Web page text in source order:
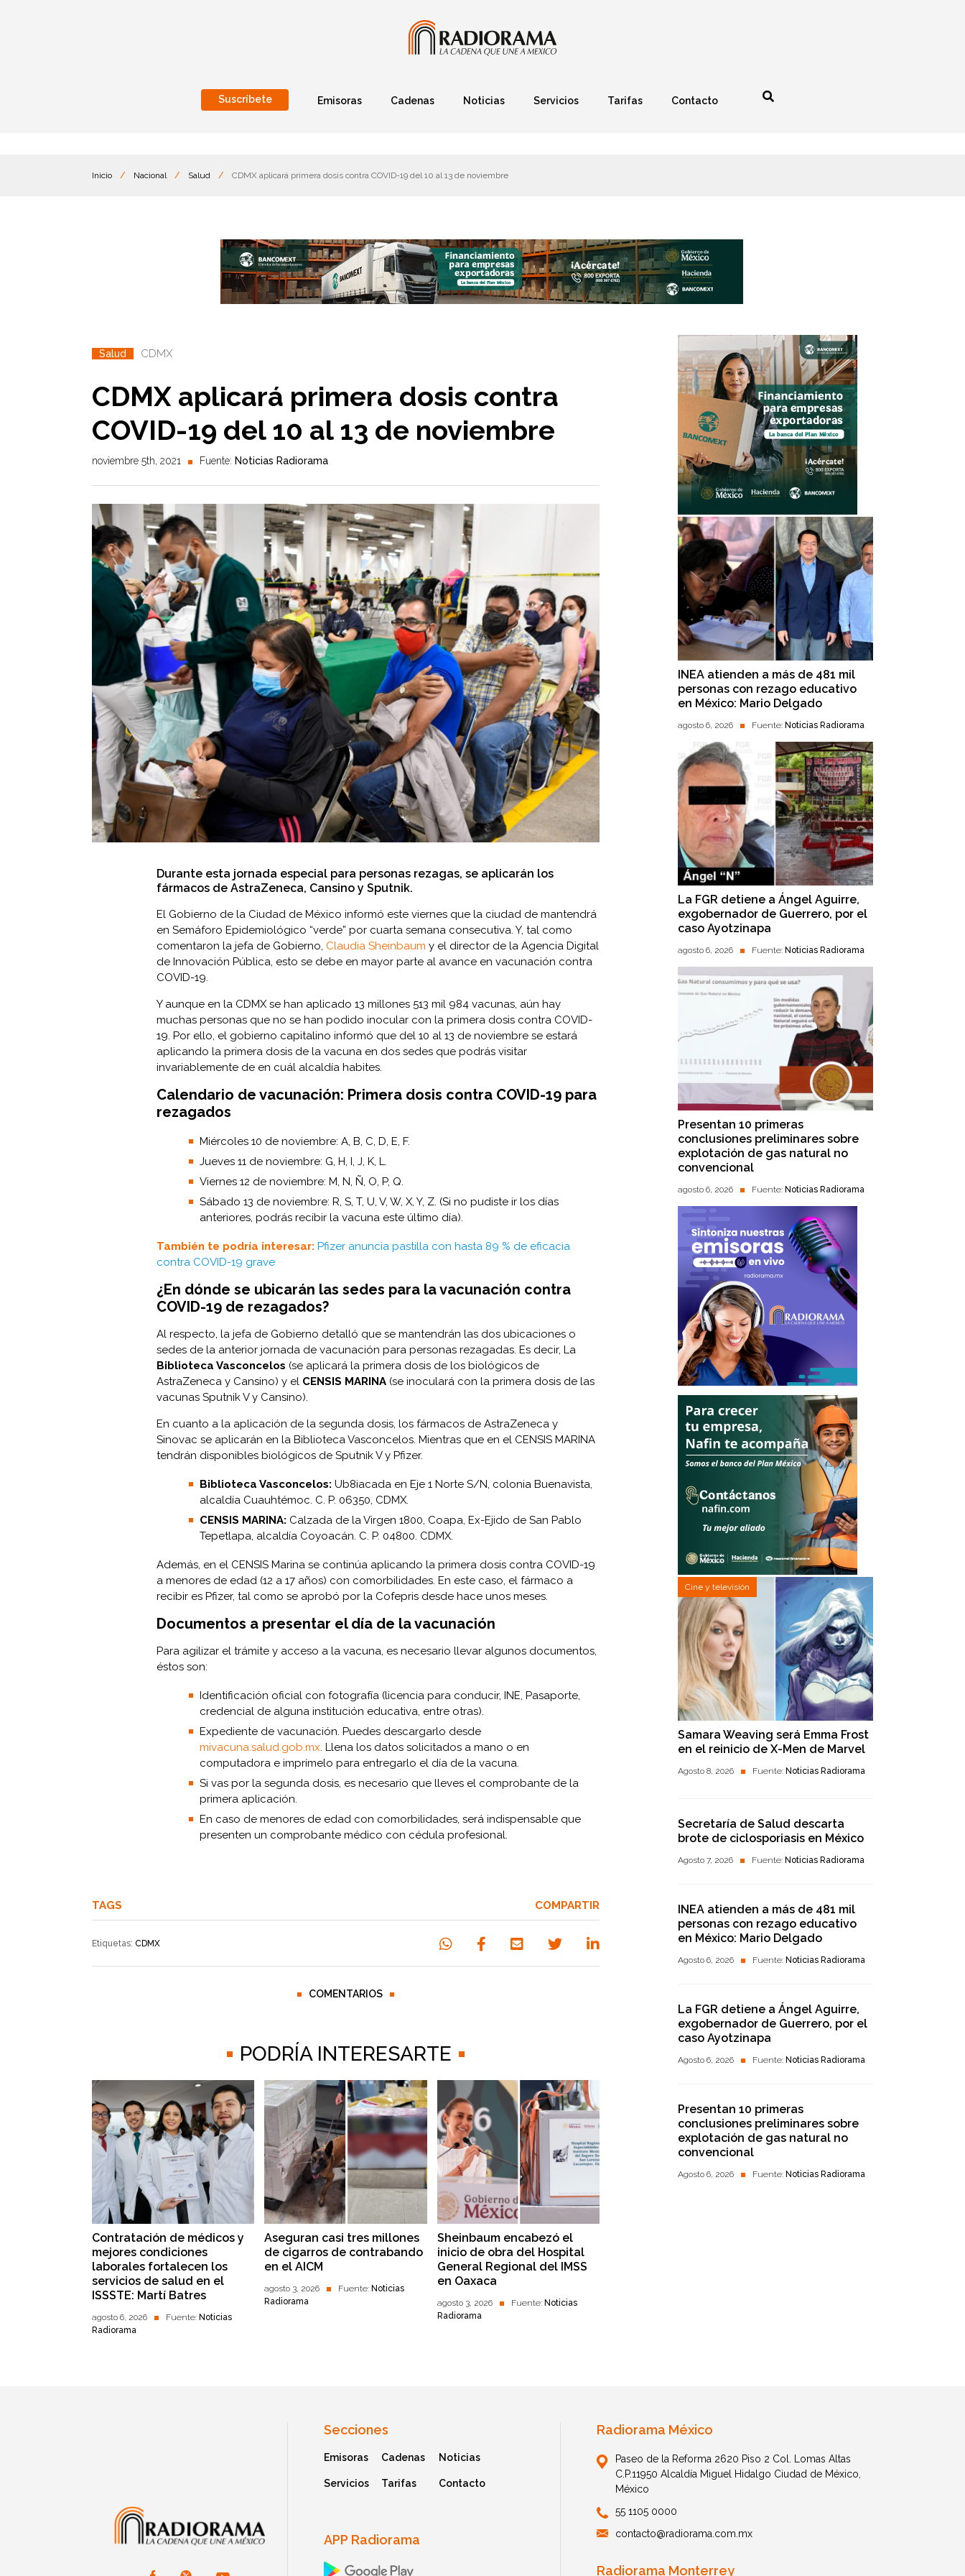
Suscríbete Emisoras Cadenas Noticias Servicios Tarifas Contacto
Inicio / Nacional / Salud / CDMX aplicará primera dosis contra COVID-19 del 10 al 13 de noviembre
Salud CDMX
CDMX aplicará primera dosis contra
COVID-19 del 10 al 13 de noviembre
noviembre 5th, 2021 Fuente: Noticias Radiorama
Durante esta jornada especial para personas rezagas, se aplicarán los
fármacos de AstraZeneca, Cansino y Sputnik.
El Gobierno de la Ciudad de México informó este viernes que la ciudad de mantendrá
en Semáforo Epidemiológico “verde” por cuarta semana consecutiva. Y, tal como
comentaron la jefa de Gobierno, Claudia Sheinbaum y el director de la Agencia Digital
de Innovación Pública, esto se debe en mayor parte al avance en vacunación contra
COVID-19.
Y aunque en la CDMX se han aplicado 13 millones 513 mil 984 vacunas, aún hay
muchas personas que no se han podido inocular con la primera dosis contra COVID-
19. Por ello, el gobierno capitalino informó que del 10 al 13 de noviembre se estará
aplicando la primera dosis de la vacuna en dos sedes que podrás visitar
invariablemente de en cuál alcaldía habites.
Calendario de vacunación: Primera dosis contra COVID-19 para
rezagados
Miércoles 10 de noviembre: A, B, C, D, E, F.
Jueves 11 de noviembre: G, H, I, J, K, L.
Viernes 12 de noviembre: M, N, Ñ, O, P, Q.
Sábado 13 de noviembre: R, S, T, U, V, W, X, Y, Z. (Si no pudiste ir los días
anteriores, podrás recibir la vacuna este último día).
También te podría interesar: Pfizer anuncia pastilla con hasta 89 % de eficacia
contra COVID-19 grave
¿En dónde se ubicarán las sedes para la vacunación contra
COVID-19 de rezagados?
Al respecto, la jefa de Gobierno detalló que se mantendrán las dos ubicaciones o
sedes de la anterior jornada de vacunación para personas rezagadas. Es decir, La
Biblioteca Vasconcelos (se aplicará la primera dosis de los biológicos de
AstraZeneca y Cansino) y el CENSIS MARINA (se inoculará con la primera dosis de las
vacunas Sputnik V y Cansino).
En cuanto a la aplicación de la segunda dosis, los fármacos de AstraZeneca y
Sinovac se aplicarán en la Biblioteca Vasconcelos. Mientras que en el CENSIS MARINA
tendrán disponibles biológicos de Sputnik V y Pfizer.
Biblioteca Vasconcelos: Ub8iacada en Eje 1 Norte S/N, colonia Buenavista,
alcaldía Cuauhtémoc. C. P. 06350, CDMX.
CENSIS MARINA: Calzada de la Virgen 1800, Coapa, Ex-Ejido de San Pablo
Tepetlapa, alcaldía Coyoacán. C. P. 04800. CDMX.
Además, en el CENSIS Marina se continúa aplicando la primera dosis contra COVID-19
a menores de edad (12 a 17 años) con comorbilidades. En este caso, el fármaco a
recibir es Pfizer, tal como se aprobó por la Cofepris desde hace unos meses.
Documentos a presentar el día de la vacunación
Para agilizar el trámite y acceso a la vacuna, es necesario llevar algunos documentos,
éstos son:
Identificación oficial con fotografía (licencia para conducir, INE, Pasaporte,
credencial de alguna institución educativa, entre otras).
Expediente de vacunación. Puedes descargarlo desde
mivacuna.salud.gob.mx. Llena los datos solicitados a mano o en
computadora e imprímelo para entregarlo el día de la vacuna.
Si vas por la segunda dosis, es necesario que lleves el comprobante de la
primera aplicación.
En caso de menores de edad con comorbilidades, será indispensable que
presenten un comprobante médico con cédula profesional.
TAGS
Etiquetas: CDMX
COMPARTIR
COMENTARIOS
PODRÍA INTERESARTE
Contratación de médicos y
mejores condiciones
laborales fortalecen los
servicios de salud en el
ISSSTE: Martí Batres
agosto 6, 2026 Fuente: Noticias
Radiorama
Aseguran casi tres millones
de cigarros de contrabando
en el AICM
agosto 3, 2026 Fuente: Noticias
Radiorama
Sheinbaum encabezó el
inicio de obra del Hospital
General Regional del IMSS
en Oaxaca
agosto 3, 2026 Fuente: Noticias
Radiorama
INEA atienden a más de 481 mil
personas con rezago educativo
en México: Mario Delgado
agosto 6, 2026 Fuente: Noticias Radiorama
La FGR detiene a Ángel Aguirre,
exgobernador de Guerrero, por el
caso Ayotzinapa
agosto 6, 2026 Fuente: Noticias Radiorama
Presentan 10 primeras
conclusiones preliminares sobre
explotación de gas natural no
convencional
agosto 6, 2026 Fuente: Noticias Radiorama
Cine y televisión
Samara Weaving será Emma Frost
en el reinicio de X-Men de Marvel
Agosto 8, 2026 Fuente: Noticias Radiorama
Secretaría de Salud descarta
brote de ciclosporiasis en México
Agosto 7, 2026 Fuente: Noticias Radiorama
INEA atienden a más de 481 mil
personas con rezago educativo
en México: Mario Delgado
Agosto 6, 2026 Fuente: Noticias Radiorama
La FGR detiene a Ángel Aguirre,
exgobernador de Guerrero, por el
caso Ayotzinapa
Agosto 6, 2026 Fuente: Noticias Radiorama
Presentan 10 primeras
conclusiones preliminares sobre
explotación de gas natural no
convencional
Agosto 6, 2026 Fuente: Noticias Radiorama
Secciones
Emisoras Cadenas Noticias
Servicios Tarifas Contacto
APP Radiorama
Radiorama México
Paseo de la Reforma 2620 Piso 2 Col. Lomas Altas
C.P.11950 Alcaldía Miguel Hidalgo Ciudad de México,
México
55 1105 0000
contacto@radiorama.com.mx
Radiorama Monterrey